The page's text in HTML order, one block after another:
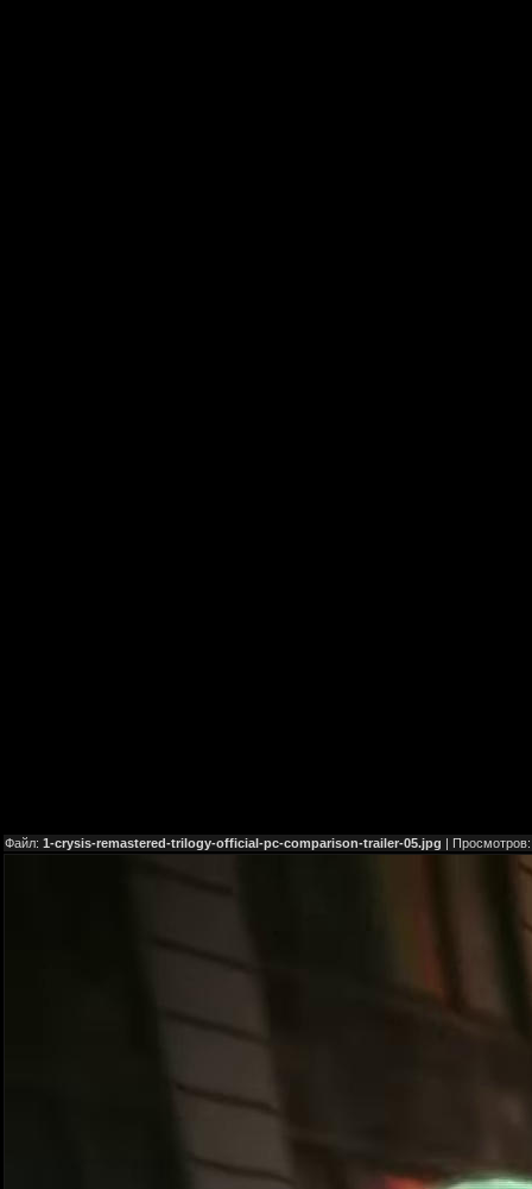
Файл: 1-crysis-remastered-trilogy-official-pc-comparison-trailer-05.jpg |